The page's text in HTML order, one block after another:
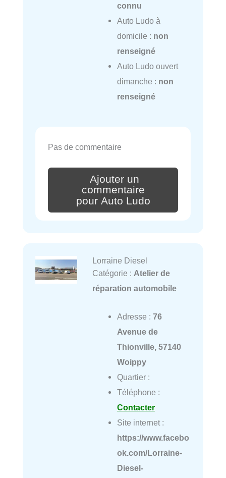
connu
Auto Ludo à
domicile : non
renseigné
Auto Ludo ouvert
dimanche : non
renseigné
Pas de commentaire
Ajouter un
commentaire
pour Auto Ludo
Lorraine Diesel
Catégorie : Atelier de
réparation automobile
Adresse : 76
Avenue de
Thionville, 57140
Woippy
Quartier :
Téléphone :
Contacter
Site internet :
https://www.facebo
ok.com/Lorraine-
Diesel-